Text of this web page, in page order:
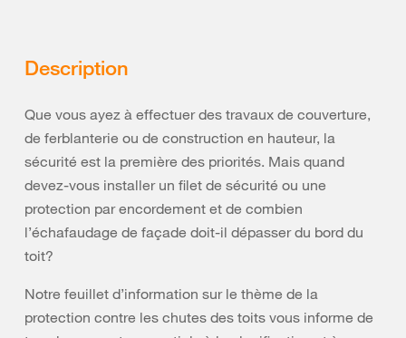
Description
Que vous ayez à effectuer des travaux de couverture,
de ferblanterie ou de construction en hauteur, la
sécurité est la première des priorités. Mais quand
devez-vous installer un filet de sécurité ou une
protection par encordement et de combien
l’échafaudage de façade doit-il dépasser du bord du
toit?
Notre feuillet d’information sur le thème de la
protection contre les chutes des toits vous informe de